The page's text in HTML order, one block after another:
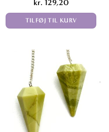
kr. 129,20
TILFØJ TIL KURV